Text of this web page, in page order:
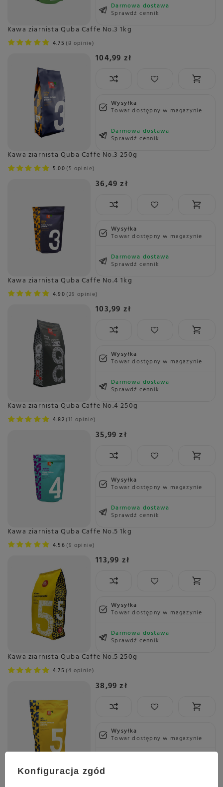
Darmowa dostawa
Sprawdź cennik
Kawa ziarnista Quba Caffe No.3 1kg
4.75 8 opinie
104,99 zł
Wysyłka
Towar dostępny w magazynie
Darmowa dostawa
Sprawdź cennik
Kawa ziarnista Quba Caffe No.3 250g
5.00 5 opinie
36,49 zł
Wysyłka
Towar dostępny w magazynie
Darmowa dostawa
Sprawdź cennik
Kawa ziarnista Quba Caffe No.4 1kg
4.90 29 opinie
103,99 zł
Wysyłka
Towar dostępny w magazynie
Darmowa dostawa
Sprawdź cennik
Kawa ziarnista Quba Caffe No.4 250g
4.82 11 opinie
35,99 zł
Wysyłka
Towar dostępny w magazynie
Darmowa dostawa
Sprawdź cennik
Kawa ziarnista Quba Caffe No.5 1kg
4.56 9 opinie
113,99 zł
Wysyłka
Towar dostępny w magazynie
Darmowa dostawa
Sprawdź cennik
Kawa ziarnista Quba Caffe No.5 250g
4.75 4 opinie
38,99 zł
Wysyłka
Towar dostępny w magazynie
Konfiguracja zgód